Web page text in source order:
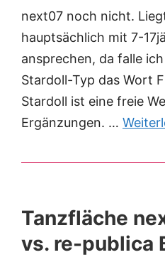
next07 noch nicht.
hauptsächlich mit 7-
ansprechen, da falle
Stardoll-Typ das Wort
Stardoll ist eine freie
Ergänzungen. …
Tanzfläche
vs. re-publica